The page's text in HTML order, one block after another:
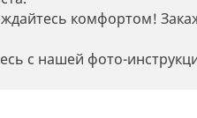
комфортом!
с нашей фото-